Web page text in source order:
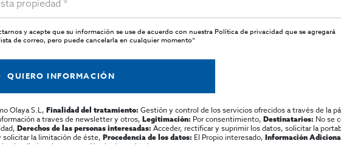
y acepte que su información se use de acuerdo con nuestraPolítica de privacidad que se agregará
de correo, pero puede cancelarla en cualquier momento*
QUIERO INFORMACIÓN
Olaya S.L, Finalidad del tratamiento: Gestión y control de los servicios ofrecidos a través de la
a traves de newsletter y otros, Legitimación: Por consentimiento, Destinatarios: No se
Derechos de las personas interesadas: Acceder, rectificar y suprimir los datos, solicitar la
la limitación de éste, Procedencia de los datos: El Propio interesado, Información
y detallada sobre protección de datos
Aquí.